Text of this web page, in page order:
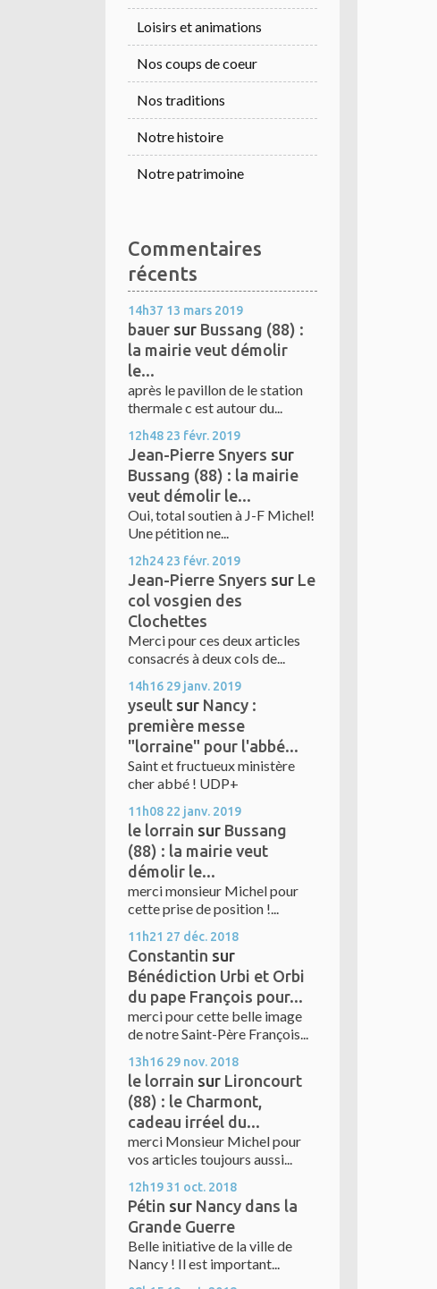
Loisirs et animations
Nos coups de coeur
Nos traditions
Notre histoire
Notre patrimoine
Commentaires
récents
14h37 13 mars 2019
bauer sur Bussang (88) :
la mairie veut démolir
le...
après le pavillon de le station
thermale c est autour du...
12h48 23 févr. 2019
Jean-Pierre Snyers sur
Bussang (88) : la mairie
veut démolir le...
Oui, total soutien à J-F Michel!
Une pétition ne...
12h24 23 févr. 2019
Jean-Pierre Snyers sur Le
col vosgien des
Clochettes
Merci pour ces deux articles
consacrés à deux cols de...
14h16 29 janv. 2019
yseult sur Nancy :
première messe
"lorraine" pour l'abbé...
Saint et fructueux ministère
cher abbé ! UDP+
11h08 22 janv. 2019
le lorrain sur Bussang
(88) : la mairie veut
démolir le...
merci monsieur Michel pour
cette prise de position !...
11h21 27 déc. 2018
Constantin sur
Bénédiction Urbi et Orbi
du pape François pour...
merci pour cette belle image
de notre Saint-Père François...
13h16 29 nov. 2018
le lorrain sur Lironcourt
(88) : le Charmont,
cadeau irréel du...
merci Monsieur Michel pour
vos articles toujours aussi...
12h19 31 oct. 2018
Pétin sur Nancy dans la
Grande Guerre
Belle initiative de la ville de
Nancy ! Il est important...